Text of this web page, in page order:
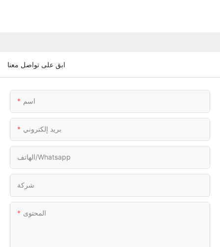
ابق على تواصل معنا
اسم
بريد إلكتروني
الهاتف/whatsapp
شركة
المحتوى